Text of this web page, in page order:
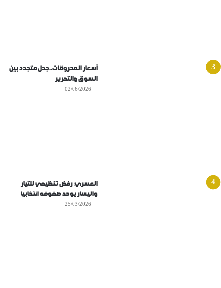
أسعار المحروقات..جدل متجدد بين
السوق والتحرير
02/06/2026
العسري: رفض تنظيمي للتيار
واليسار يوحد صفوفه انتخابيا
25/03/2026